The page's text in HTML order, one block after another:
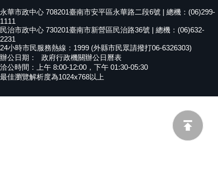
螢
光
花
泉
桐
花
祭
永華市政中心 708201臺南市安平區永華路二段6號 | 總機：(06)299-
1111
民治市政中心 730201臺南市新營區民治路36號 | 總機：(06)632-
2231
24小時市民服務熱線：1999 (外縣市民眾請撥打06-6326303)
辦公日期：
政府行政機關辦公日曆表
洽公時間：上午 8:00-12:00，下午 01:30-05:30
最佳瀏覽解析度為1024x768以上